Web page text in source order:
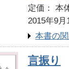
定価：
2015年9月
本書の
言振り